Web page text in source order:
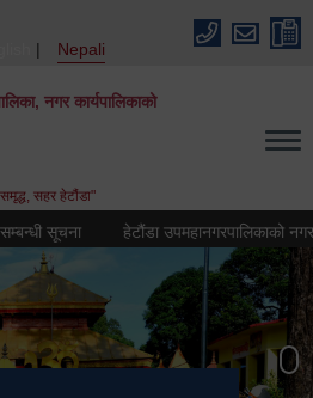
Nepali
नगर कार्यपालिकाको
सहर हेटौंडा"
सूचना हेटौंडा उपमहानगरपालिकाको नगर गान
कार्यालय